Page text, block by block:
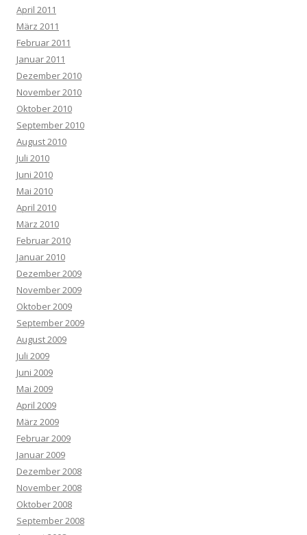
April 2011
März 2011
Februar 2011
Januar 2011
Dezember 2010
November 2010
Oktober 2010
September 2010
August 2010
Juli 2010
Juni 2010
Mai 2010
April 2010
März 2010
Februar 2010
Januar 2010
Dezember 2009
November 2009
Oktober 2009
September 2009
August 2009
Juli 2009
Juni 2009
Mai 2009
April 2009
März 2009
Februar 2009
Januar 2009
Dezember 2008
November 2008
Oktober 2008
September 2008